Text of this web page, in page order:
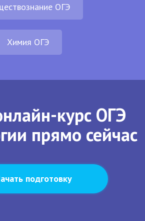
ОГЭ
Химия ОГЭ
курс ОГЭ
прямо сейчас
подготовку